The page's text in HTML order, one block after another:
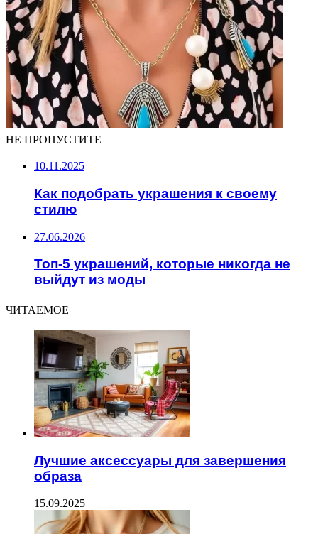
НЕ ПРОПУСТИТЕ
10.11.2025
Как подобрать украшения к своему
стилю
27.06.2026
Топ-5 украшений, которые никогда не
выйдут из моды
ЧИТАЕМОЕ
Лучшие аксессуары для завершения
образа
15.09.2025